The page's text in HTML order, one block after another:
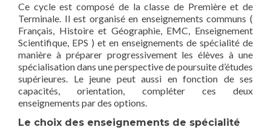
Ce cycle est composé de la classe de Première et de
Terminale. Il est organisé en enseignements communs (
Français, Histoire et Géographie, EMC, Enseignement
Scientifique, EPS ) et en enseignements de spécialité de
manière à préparer progressivement les élèves à une
spécialisation dans une perspective de poursuite d’études
supérieures. Le jeune peut aussi en fonction de ses
capacités, orientation, compléter ces deux
enseignements par des options.
Le choix des enseignements de spécialité